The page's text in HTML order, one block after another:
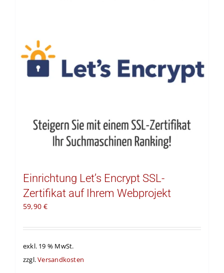
Warenkorb
Einrichtung Let’s Encrypt SSL-
Zertifikat auf Ihrem Webprojekt
59,90€
exkl. 19 % MwSt.
zzgl.Versandkosten